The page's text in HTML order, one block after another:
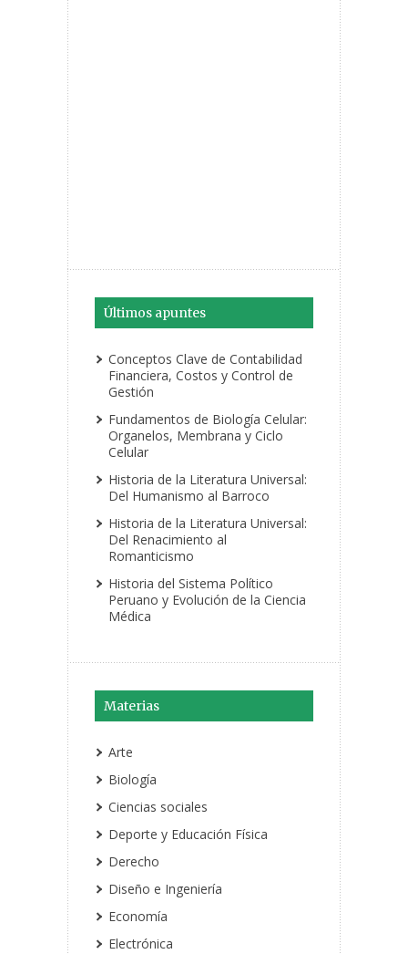
Últimos apuntes
Conceptos Clave de Contabilidad
Financiera, Costos y Control de
Gestión
Fundamentos de Biología Celular:
Organelos, Membrana y Ciclo
Celular
Historia de la Literatura Universal:
Del Humanismo al Barroco
Historia de la Literatura Universal:
Del Renacimiento al
Romanticismo
Historia del Sistema Político
Peruano y Evolución de la Ciencia
Médica
Materias
Arte
Biología
Ciencias sociales
Deporte y Educación Física
Derecho
Diseño e Ingeniería
Economía
Electrónica